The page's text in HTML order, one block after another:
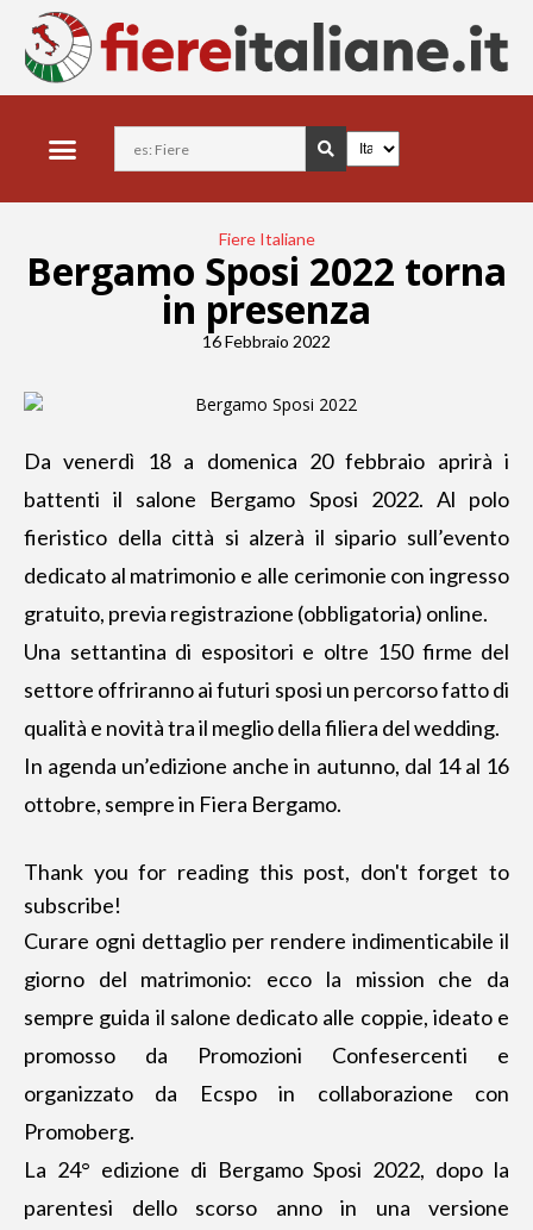
Fiere Italiane
Bergamo Sposi 2022 torna
in presenza
16 Febbraio 2022
Da venerdì 18 a domenica 20 febbraio aprirà i
battenti il salone Bergamo Sposi 2022. Al polo
fieristico della città si alzerà il sipario sull’evento
dedicato al matrimonio e alle cerimonie con ingresso
gratuito, previa registrazione (obbligatoria) online.
Una settantina di espositori e oltre 150 firme del
settore offriranno ai futuri sposi un percorso fatto di
qualità e novità tra il meglio della filiera del wedding.
In agenda un’edizione anche in autunno, dal 14 al 16
ottobre, sempre in Fiera Bergamo.
Thank you for reading this post, don't forget to
subscribe!
Curare ogni dettaglio per rendere indimenticabile il
giorno del matrimonio: ecco la mission che da
sempre guida il salone dedicato alle coppie, ideato e
promosso da Promozioni Confesercenti e
organizzato da Ecspo in collaborazione con
Promoberg.
La 24° edizione di Bergamo Sposi 2022, dopo la
parentesi dello scorso anno in una versione